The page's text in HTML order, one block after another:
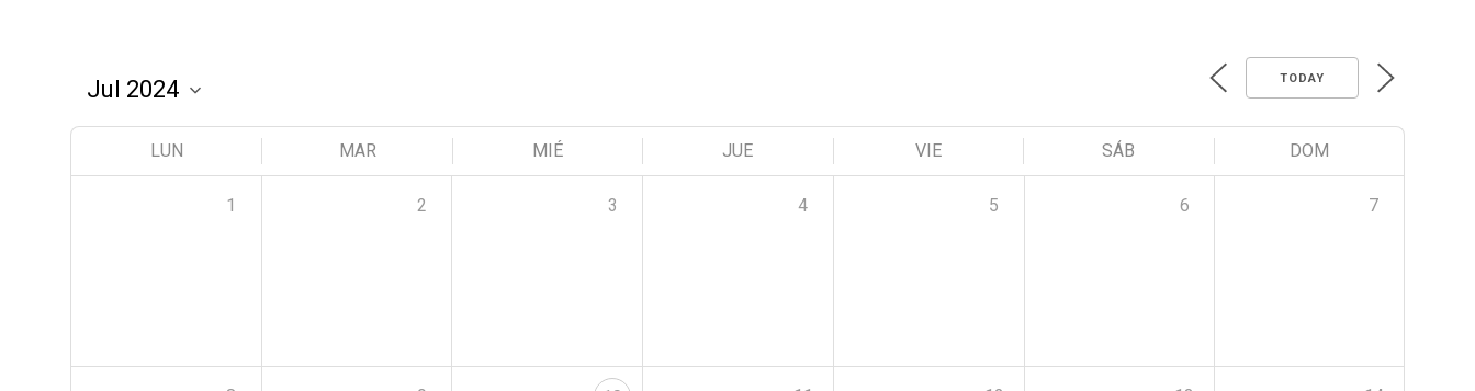
TODAY
LUN MAR MIÉ JUE VIE SÁB DOM
1 2 3 4 5 6 7